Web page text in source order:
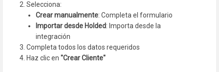
Selecciona:
Crear manualmente: Completa el formulario
Importar desde Holded: Importa desde la
integración
Completa todos los datos requeridos
Haz clic en "Crear Cliente"